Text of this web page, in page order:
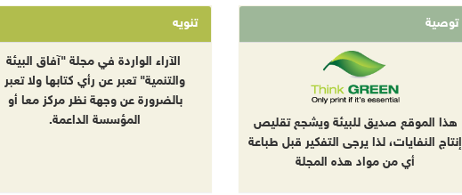
توصية
هذا الموقع صديق للبيئة ويشجع تقليص
إنتاج النفايات، لذا يرجى التفكير قبل طباعة
أي من مواد هذه المجلة
تنويه
الآراء الواردة في مجلة "آفاق البيئة
والتنمية" تعبر عن رأي كتابها ولا تعبر
بالضرورة عن وجهة نظر مركز معا أو
المؤسسة الداعمة.